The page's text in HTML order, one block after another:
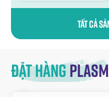
Tất cả
Đặt hàng